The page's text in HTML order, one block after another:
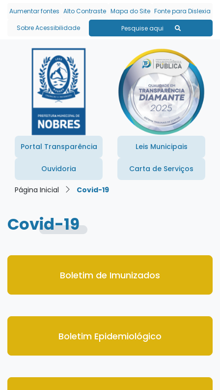
Seção de atalhos e
Ir para o conteúdo [alt+1]
Ir para o menu [alt+2]
Ir para a busca [alt+3]
Ir para o rodapé [alt+4]
Aumentar fontes Alto Contraste Mapa do Site Fonte para Dislexia
Sobre Acessibilidade
Pesquise aqui
Portal Transparência Leis Municipais
Ouvidoria Carta de Serviços
Página Inicial Covid-19
Covid-19
Boletim de Imunizados
Boletim Epidemiológico